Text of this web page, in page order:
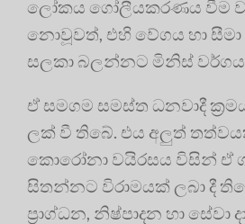
ලෝකය ගෝලීයකරණය වීම
නොවූවත්, එහි වේගය හා සීමා
සලකා බලන්නට මිනිස්
ඒ සමගම සමස්ත ධනවාදී
ලක් වී තිබේ. එය අලුත්
කොරෝනා වයිරසය විසින් ඒ
සිතන්නට විරාමයක් ලබා දී
ප්‍රාග්ධන, නිෂ්පාදන හා